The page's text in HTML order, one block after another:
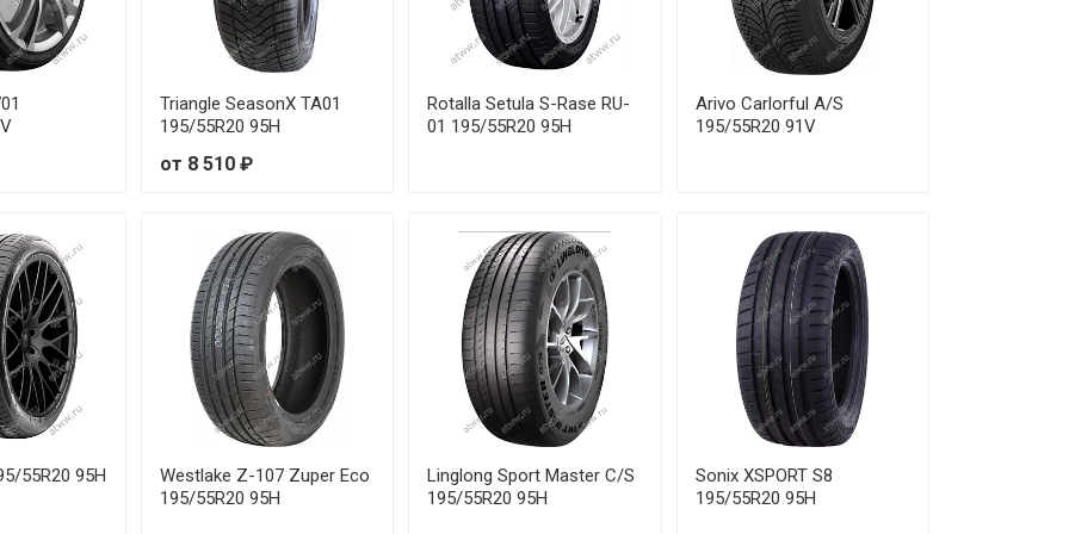
от 22 970 ₽
от 20 880 ₽
от 18 690 ₽
от 18 750 ₽
от 18 590 ₽
от 22 940 ₽
от 26 270 ₽
от 21 730 ₽
Triangle SeasonX TA01
195/55R20 95H
от 8 510 ₽
Rotalla Setula S-Rase RU-
01 195/55R20 95H
Arivo Carlorful A/S
195/55R20 91V
55R20 95H
Westlake Z-107 Zuper Eco
195/55R20 95H
Linglong Sport Master C/S
195/55R20 95H
Sonix XSPORT S8
195/55R20 95H